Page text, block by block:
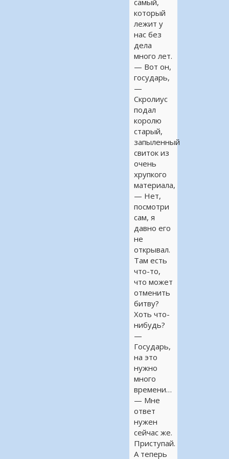
самый,
который
лежит у
нас без
дела
много лет.
— Вот он,
государь,
—
Скролиус
подал
королю
старый,
запыленный
свиток из
очень
хрупкого
материала,
— Нет,
посмотри
сам, я
давно его
не
открывал.
Там есть
что-то,
что может
отменить
битву?
Хоть что-
нибудь?
—
Государь,
на это
нужно
много
времени…
— Мне
ответ
нужен
сейчас же.
Приступай.
А теперь